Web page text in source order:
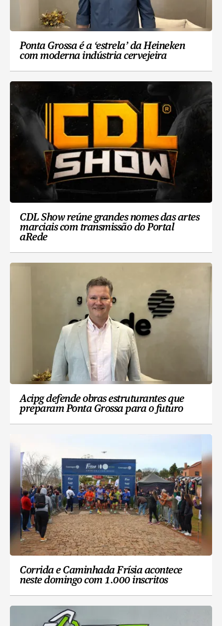
Ponta Grossa é a ‘estrela’ da Heineken
com moderna indústria cervejeira
CDL Show reúne grandes nomes das artes
marciais com transmissão do Portal
aRede
Acipg defende obras estruturantes que
preparam Ponta Grossa para o futuro
Corrida e Caminhada Frísia acontece
neste domingo com 1.000 inscritos